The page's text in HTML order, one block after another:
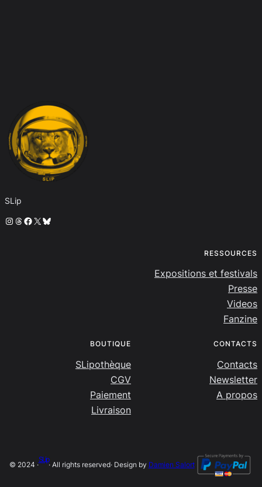
SLip
Instagram
Threads
Facebook
X Bluesky
RESSOURCES
Expositions et festivals
Presse
Videos
Fanzine
BOUTIQUE
SLipothèque
CGV
Paiement
Livraison
CONTACTS
Contacts
Newsletter
A propos
© 2024 ·
SLip
· All rights reserved· Design by Damien Salort